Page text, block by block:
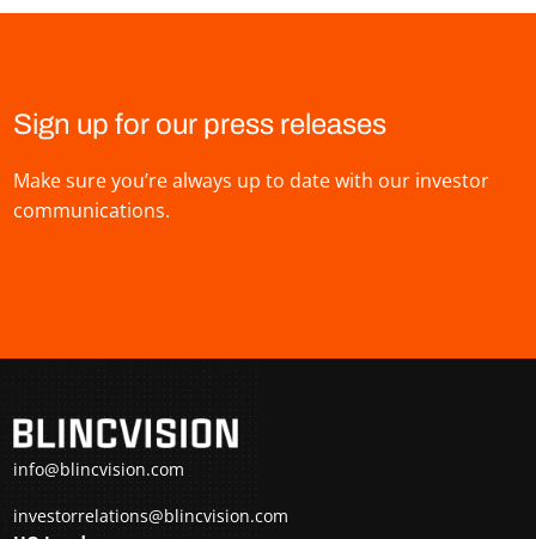
Sign up for our press releases
Make sure you’re always up to date with our investor
communications.
info@blincvision.com
investorrelations@blincvision.com